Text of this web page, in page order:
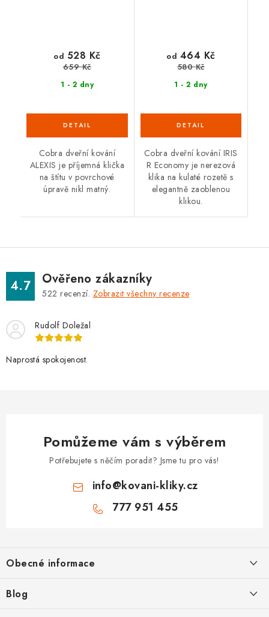
1 - 2 dny
od 528 Kč
659 Kč
Cobra dveřní kování
ALEXIS je příjemná klička
na štítu v povrchové
úpravě nikl matný.
1 - 2 dny
od 464 Kč
580 Kč
Cobra dveřní kování IRIS
R Economy je nerezová
klika na kulaté rozetě s
elegantně zaoblenou
klikou.
4.7 Ověřeno zákazníky
522 recenzí. Zobrazit všechny recenze
Rudolf Doležal
Naprostá spokojenost.
Pomůžeme vám s výběrem
Potřebujete s něčím poradit? Jsme tu pro vás!
info@kovani-kliky.cz
777 951 455
p
a
Obecné informace
Kontakt
Blog